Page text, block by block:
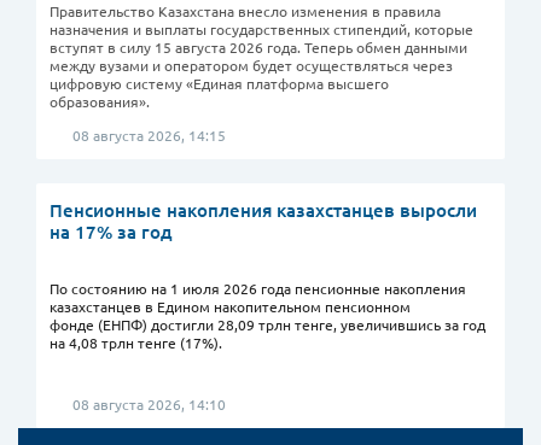
Правительство Казахстана внесло изменения в правила
назначения и выплаты государственных стипендий, которые
вступят в силу 15 августа 2026 года. Теперь обмен данными
между вузами и оператором будет осуществляться через
цифровую систему «Единая платформа высшего
образования».
08 августа 2026, 14:15
Пенсионные накопления казахстанцев выросли
на 17% за год
По состоянию на 1 июля 2026 года пенсионные накопления
казахстанцев в Едином накопительном пенсионном
фонде (ЕНПФ) достигли 28,09 трлн тенге, увеличившись за год
на 4,08 трлн тенге (17%).
08 августа 2026, 14:10